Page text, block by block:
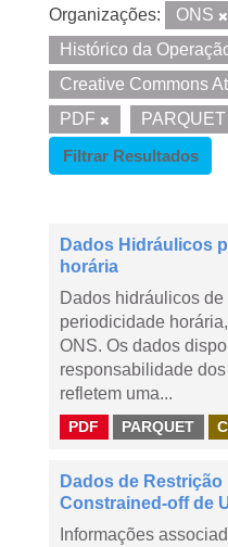
Organizações: ONS
Histórico da
Creative Commons
PDF
PARQUET
Filtrar Resultados
Dados Hidráulicos
horária
Dados hidráulicos
periodicidade
ONS. Os dados
responsabilidade
refletem uma...
PDF PARQUET
Dados de
Constrained-off de
Informações